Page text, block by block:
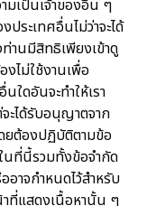
เป็นเจ้าของอื่น ๆ
ระเทศอื่นไม่ว่าจะได้
านมีสิทธิเพียงเข้าดู
งไม่ใช้งานเพื่อ
ใดอันจะทำให้เรา
ะได้รับอนุญาตจาก
ยต้องปฏิบัติตามข้อ
นที่นี้รวมทั้งข้อจำกัด
อาจกำหนดไว้สำหรับ
าที่แสดงเนื้อหานั้น ๆ